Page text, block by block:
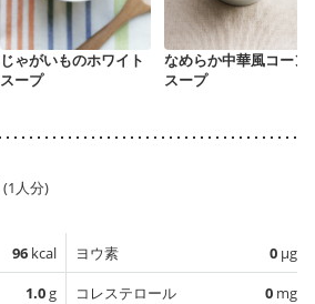
じゃがいものホワイト
スープ
なめらか中華風コーン
スープ
(1人分)
96 kcal
1.0g
ヨウ素 0 µg
コレステロール
0 mg